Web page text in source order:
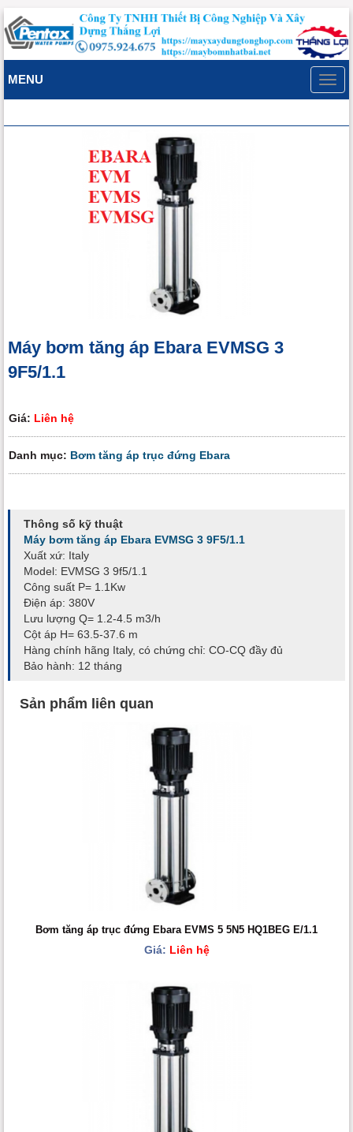
MENU
Máy bơm tăng áp Ebara EVMSG 3
9F5/1.1
Giá: Liên hệ
Danh mục: Bơm tăng áp trục đứng Ebara
Thông số kỹ thuật
Máy bơm tăng áp Ebara EVMSG 3 9F5/1.1
Xuất xứ: Italy
Model: EVMSG 3 9f5/1.1
Công suất P= 1.1Kw
Điện áp: 380V
Lưu lượng Q= 1.2-4.5 m3/h
Cột áp H= 63.5-37.6 m
Hàng chính hãng Italy, có chứng chỉ: CO-CQ đầy đủ
Bảo hành: 12 tháng
Sản phẩm liên quan
Bơm tăng áp trục đứng Ebara EVMS 5 5N5 HQ1BEG E/1.1
Giá: Liên hệ